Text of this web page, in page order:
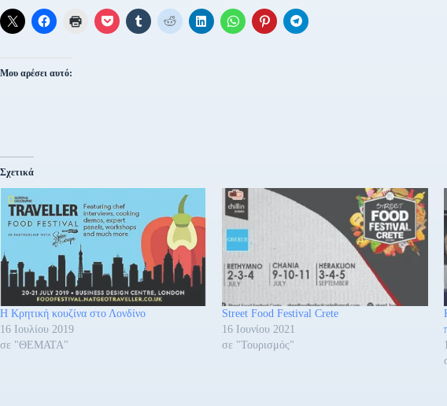
Μου αρέσει αυτό:
Σχετικά
Η Κρητική κουζίνα στο Λονδίνο
16 Ιουλίου 2019
σε "ΘΕΜΑΤΑ"
Street Food Festival Crete
16 Ιουνίου 2021
σε "Τουρισμός"